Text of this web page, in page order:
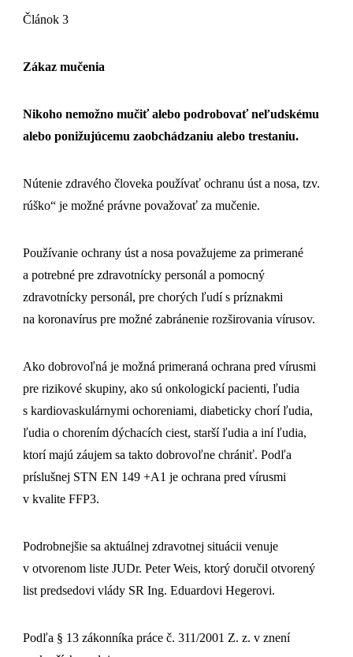
Článok 3
Zákaz mučenia
Nikoho nemožno mučiť alebo podrobovať neľudskému
alebo ponižujúcemu zaobchádzaniu alebo trestaniu.
Nútenie zdravého človeka používať ochranu úst a nosa, tzv.
rúško“ je možné právne považovať za mučenie.
Používanie ochrany úst a nosa považujeme za primerané
a potrebné pre zdravotnícky personál a pomocný
zdravotnícky personál, pre chorých ľudí s príznakmi
na koronavírus pre možné zabránenie rozširovania vírusov.
Ako dobrovoľná je možná primeraná ochrana pred vírusmi
pre rizikové skupiny, ako sú onkologickí pacienti, ľudia
s kardiovaskulárnymi ochoreniami, diabeticky chorí ľudia,
ľudia o chorením dýchacích ciest, starší ľudia a iní ľudia,
ktorí majú záujem sa takto dobrovoľne chrániť. Podľa
príslušnej STN EN 149 +A1 je ochrana pred vírusmi
v kvalite FFP3.
Podrobnejšie sa aktuálnej zdravotnej situácii venuje
v otvorenom liste JUDr. Peter Weis, ktorý doručil otvorený
list predsedovi vlády SR Ing. Eduardovi Hegerovi.
Podľa § 13 zákonníka práce č. 311/2001 Z. z. v znení